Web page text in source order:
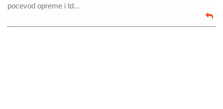
pocevod opreme i td...